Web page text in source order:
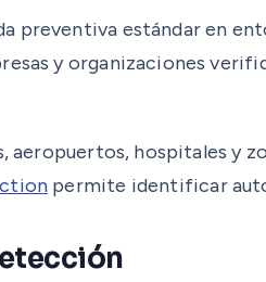
preventiva estándar en
y organizaciones
hospitales y
permite identificar